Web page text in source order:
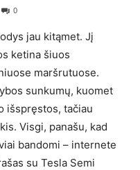
0
jau kitąmet. Jį
ketina šiuos
maršrutuose.
sunkumų, kuomet
išspręstos, tačiau
Visgi, panašu, kad
bandomi – internete
su Tesla Semi